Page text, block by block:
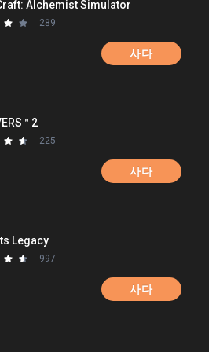
Alchemist Simulator
289
사다
2
225
사다
Legacy
997
사다